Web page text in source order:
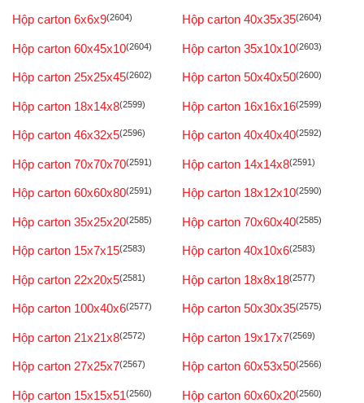
Hộp carton 6x6x9(2604) Hộp carton 40x35x35(2604)
Hộp carton 60x45x10(2604) Hộp carton 35x10x10(2603)
Hộp carton 25x25x45(2602) Hộp carton 50x40x50(2600)
Hộp carton 18x14x8(2599) Hộp carton 16x16x16(2599)
Hộp carton 46x32x5(2596) Hộp carton 40x40x40(2592)
Hộp carton 70x70x70(2591) Hộp carton 14x14x8(2591)
Hộp carton 60x60x80(2591) Hộp carton 18x12x10(2590)
Hộp carton 35x25x20(2585) Hộp carton 70x60x40(2585)
Hộp carton 15x7x15(2583) Hộp carton 40x10x6(2583)
Hộp carton 22x20x5(2581) Hộp carton 18x8x18(2577)
Hộp carton 100x40x6(2577) Hộp carton 50x30x35(2575)
Hộp carton 21x21x8(2572) Hộp carton 19x17x7(2569)
Hộp carton 27x25x7(2567) Hộp carton 60x53x50(2566)
Hộp carton 15x15x51(2560) Hộp carton 60x60x20(2560)